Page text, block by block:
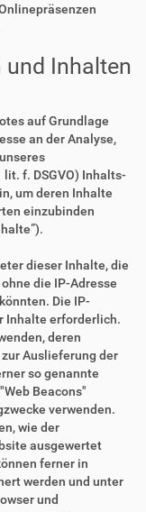
und Inhalten
auf Grundlage
an der Analyse,
f. DSGVO) Inhalts-
um deren Inhalte
einzubinden
dieser Inhalte, die
die IP-Adresse
Die IP-
Inhalte erforderlich.
deren
Auslieferung der
so genannte
Beacons"
verwenden.
wie der
ausgewertet
ferner in
werden und unter
und